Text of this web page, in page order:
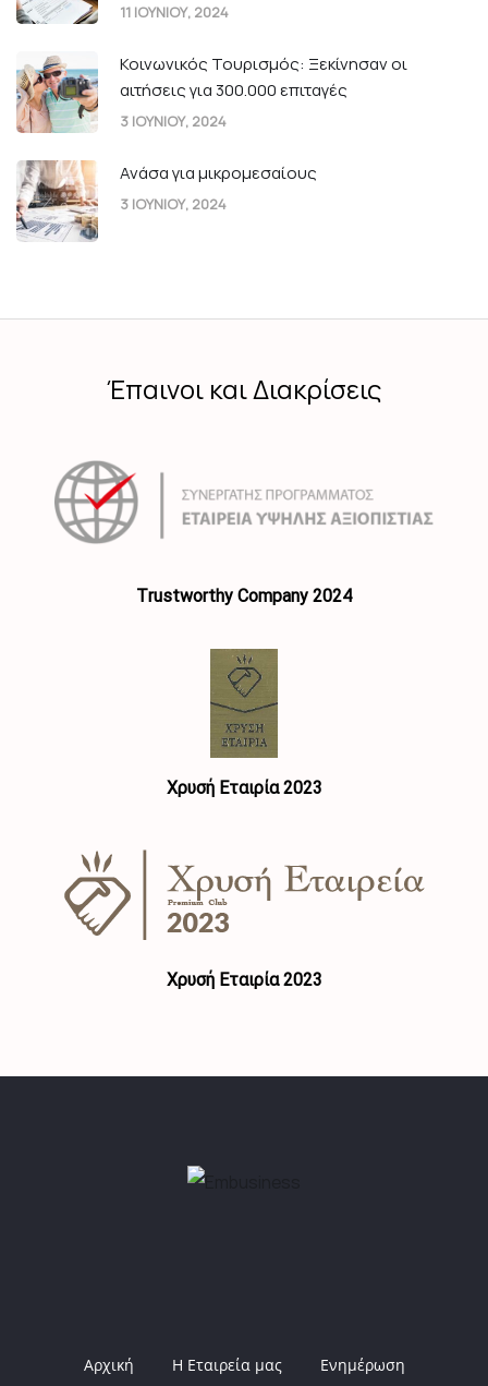
11 ΙΟΥΝΙΟΥ, 2024
Κοινωνικός Τουρισμός: Ξεκίνησαν οι
αιτήσεις για 300.000 επιταγές
3 ΙΟΥΝΙΟΥ, 2024
Ανάσα για μικρομεσαίους
3 ΙΟΥΝΙΟΥ, 2024
Έπαινοι και Διακρίσεις
Τrustworthy Company 2024
Χρυσή Εταιρία 2023
Χρυσή Εταιρία 2023
Αρχική Η Εταιρεία μας
Ενημέρωση